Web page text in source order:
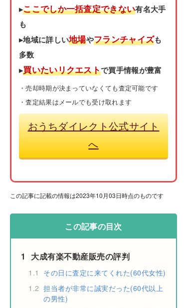
▸ここでしか一括査定できない有名大手
も
▸地域に詳しい地場やフランチャイズも
多数
▸買いたいリクエストで買手情報が豊富
・売却時期が決まっていなくても査定可能です
・査定結果はメールでも受け取れます
おうちダイレクト公式サイト
へ
この記事に記載の情報は2023年10月03日時点のものです
この記事の目次
1 大成有楽不動産販売の評判
1.1
その日に査定に来てくれた(60代女性)
1.2 担当者が非常に誠実だった(60代以上
の男性)